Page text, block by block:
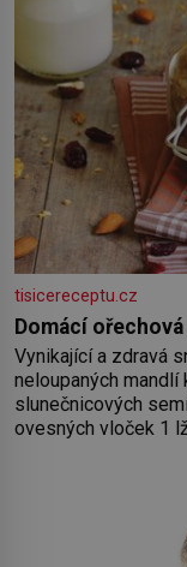
tisicereceptu.cz
Domácí
Vynikající a zdravá snídaně je tu!
neloupaných
slunečnicových
ovesných vloček 1